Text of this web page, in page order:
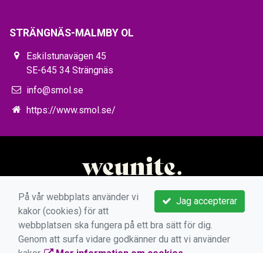
STRÄNGNÄS-MALMBY OL
Eskilstunavägen 45
SE-645 34 Strängnäs
info@smol.se
https://www.smol.se/
Jag accepterar
På vår webbplats använder vi
kakor (cookies) för att
webbplatsen ska fungera på ett bra sätt för dig.
Genom att surfa vidare godkänner du att vi använder